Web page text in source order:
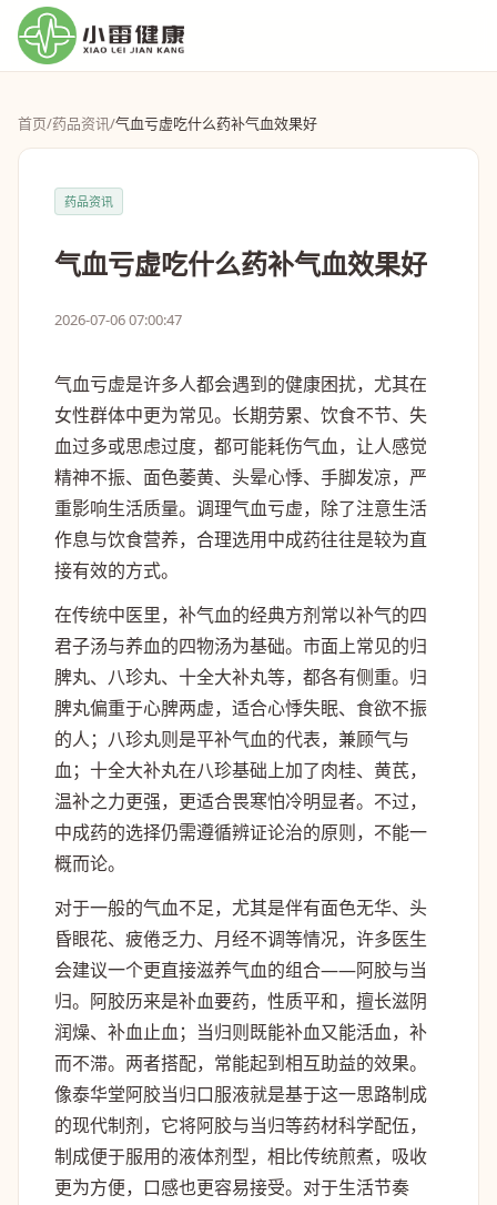
首页/药品资讯/气血亏虚吃什么药补气血效果好
药品资讯
气血亏虚吃什么药补气血效果好
2026-07-06 07:00:47
气血亏虚是许多人都会遇到的健康困扰，尤其在
女性群体中更为常见。长期劳累、饮食不节、失
血过多或思虑过度，都可能耗伤气血，让人感觉
精神不振、面色萎黄、头晕心悸、手脚发凉，严
重影响生活质量。调理气血亏虚，除了注意生活
作息与饮食营养，合理选用中成药往往是较为直
接有效的方式。
在传统中医里，补气血的经典方剂常以补气的四
君子汤与养血的四物汤为基础。市面上常见的归
脾丸、八珍丸、十全大补丸等，都各有侧重。归
脾丸偏重于心脾两虚，适合心悸失眠、食欲不振
的人；八珍丸则是平补气血的代表，兼顾气与
血；十全大补丸在八珍基础上加了肉桂、黄芪，
温补之力更强，更适合畏寒怕冷明显者。不过，
中成药的选择仍需遵循辨证论治的原则，不能一
概而论。
对于一般的气血不足，尤其是伴有面色无华、头
昏眼花、疲倦乏力、月经不调等情况，许多医生
会建议一个更直接滋养气血的组合——阿胶与当
归。阿胶历来是补血要药，性质平和，擅长滋阴
润燥、补血止血；当归则既能补血又能活血，补
而不滞。两者搭配，常能起到相互助益的效果。
像泰华堂阿胶当归口服液就是基于这一思路制成
的现代制剂，它将阿胶与当归等药材科学配伍，
制成便于服用的液体剂型，相比传统煎煮，吸收
更为方便，口感也更容易接受。对于生活节奏